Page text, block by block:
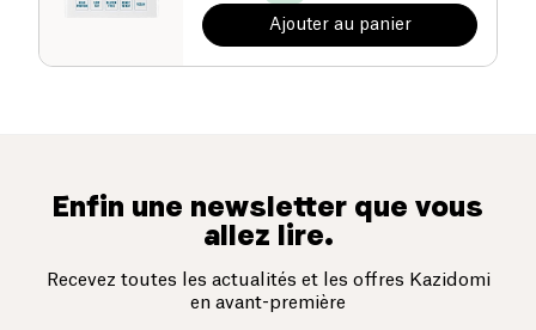
Ajouter au panier
Enfin une newsletter que vous
allez lire.
Recevez toutes les actualités et les offres Kazidomi
en avant-première